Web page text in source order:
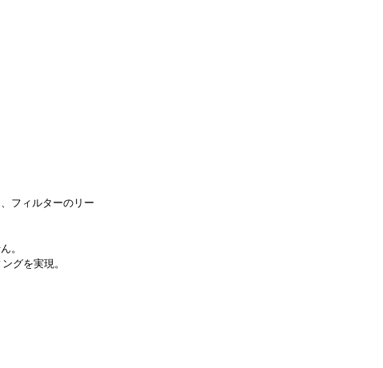
フィルターのリー
。
グを実現。